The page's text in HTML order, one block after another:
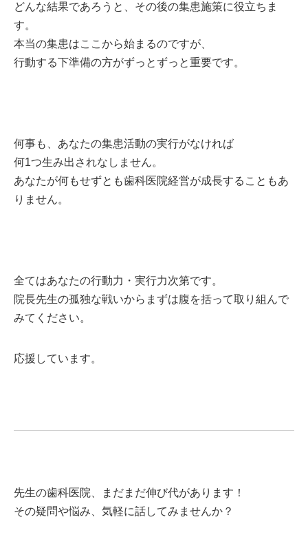
どんな結果であろうと、その後の集患施策に役立ちま
す。
本当の集患はここから始まるのですが、
行動する下準備の方がずっとずっと重要です。
何事も、あなたの集患活動の実行がなければ
何1つ生み出されなしません。
あなたが何もせずとも歯科医院経営が成長することもあ
りません。
全てはあなたの行動力・実行力次第です。
院長先生の孤独な戦いからまずは腹を括って取り組んで
みてください。
応援しています。
先生の歯科医院、まだまだ伸び代があります！
その疑問や悩み、気軽に話してみませんか？